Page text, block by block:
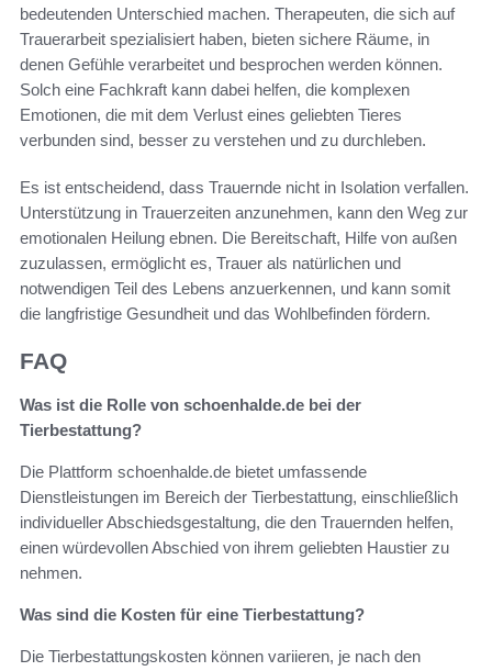
bedeutenden Unterschied machen. Therapeuten, die sich auf
Trauerarbeit spezialisiert haben, bieten sichere Räume, in
denen Gefühle verarbeitet und besprochen werden können.
Solch eine Fachkraft kann dabei helfen, die komplexen
Emotionen, die mit dem Verlust eines geliebten Tieres
verbunden sind, besser zu verstehen und zu durchleben.
Es ist entscheidend, dass Trauernde nicht in Isolation verfallen.
Unterstützung in Trauerzeiten anzunehmen, kann den Weg zur
emotionalen Heilung ebnen. Die Bereitschaft, Hilfe von außen
zuzulassen, ermöglicht es, Trauer als natürlichen und
notwendigen Teil des Lebens anzuerkennen, und kann somit
die langfristige Gesundheit und das Wohlbefinden fördern.
FAQ
Was ist die Rolle von schoenhalde.de bei der
Tierbestattung?
Die Plattform schoenhalde.de bietet umfassende
Dienstleistungen im Bereich der Tierbestattung, einschließlich
individueller Abschiedsgestaltung, die den Trauernden helfen,
einen würdevollen Abschied von ihrem geliebten Haustier zu
nehmen.
Was sind die Kosten für eine Tierbestattung?
Die Tierbestattungskosten können variieren, je nach den